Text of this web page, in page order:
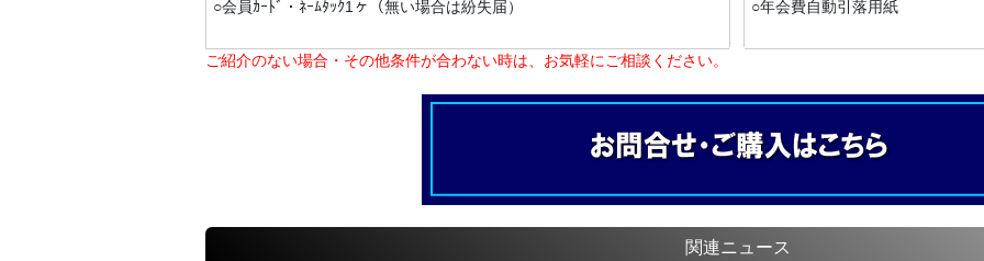
○会員ｶｰﾄﾞ・ﾈｰﾑﾀｯｸ1ヶ（無い場合は紛失届）
○年会費自動引落用紙
ご紹介のない場合・その他条件が合わない時は、お気軽にご相談ください。
関連ニュース